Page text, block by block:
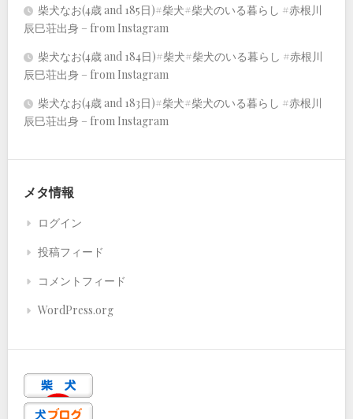
柴犬なお(4歳 and 185日)#柴犬#柴犬のいる暮らし #赤根川
辰巳荘出身 – from Instagram
柴犬なお(4歳 and 184日)#柴犬#柴犬のいる暮らし #赤根川
辰巳荘出身 – from Instagram
柴犬なお(4歳 and 183日)#柴犬#柴犬のいる暮らし #赤根川
辰巳荘出身 – from Instagram
メタ情報
ログイン
投稿フィード
コメントフィード
WordPress.org